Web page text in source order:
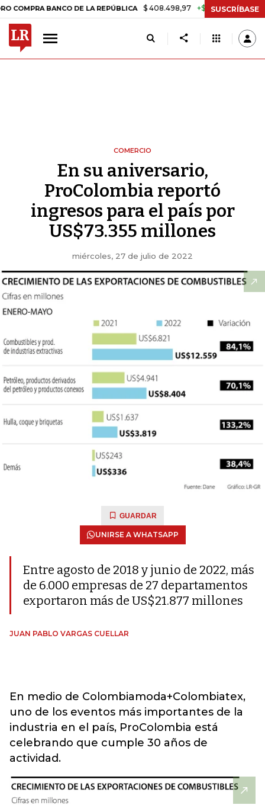
BANCO DE LA REPÚBLICA $ 408.498,97 +$ 8.753,81 +2,19%
SUSCRÍBASE
COMERCIO
En su aniversario,
ProColombia reportó
ingresos para el país por
US$73.355 millones
miércoles, 27 de julio de 2022
GUARDAR
UNIRSE A WHATSAPP
Entre agosto de 2018 y junio de 2022, más
de 6.000 empresas de 27 departamentos
exportaron más de US$21.877 millones
JUAN PABLO VARGAS CUELLAR
En medio de Colombiamoda+Colombiatex,
uno de los eventos más importantes de la
industria en el país, ProColombia está
celebrando que cumple 30 años de
actividad.